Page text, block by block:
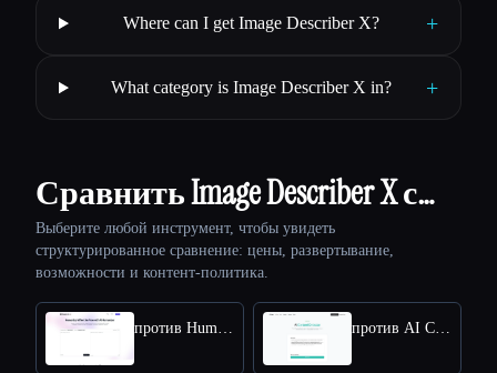
Where can I get Image Describer X? +
What category is Image Describer X in? +
Сравнить Image Describer X с…
Выберите любой инструмент, чтобы увидеть
структурированное сравнение: цены, развертывание,
возможности и контент-политика.
против HumanizeAI.com против AI Content Detector by Leap AI